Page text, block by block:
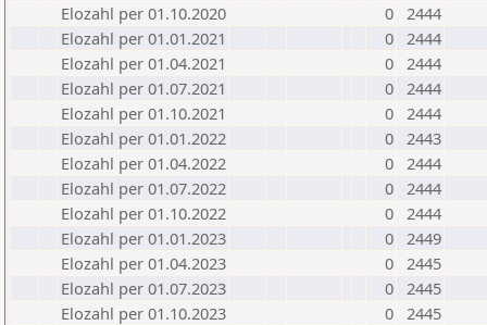
Elozahl per 01.10.2020
0 2444
Elozahl per 01.01.2021
0 2444
Elozahl per 01.04.2021
0 2444
Elozahl per 01.07.2021
0 2444
Elozahl per 01.10.2021
0 2444
Elozahl per 01.01.2022
0 2443
Elozahl per 01.04.2022
0 2444
Elozahl per 01.07.2022
0 2444
Elozahl per 01.10.2022
0 2444
Elozahl per 01.01.2023
0 2449
Elozahl per 01.04.2023
0 2445
Elozahl per 01.07.2023
0 2445
Elozahl per 01.10.2023
0 2445